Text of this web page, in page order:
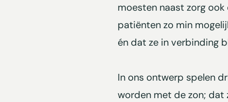
moesten naast zorg
patiënten zo min
én dat ze in verbinding
In ons ontwerp spelen
worden met de zon; dat